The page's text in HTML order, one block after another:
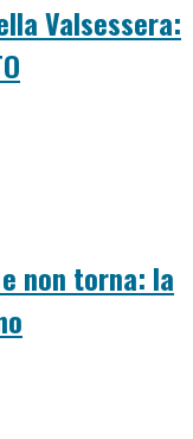
Valsessera:
non torna: la